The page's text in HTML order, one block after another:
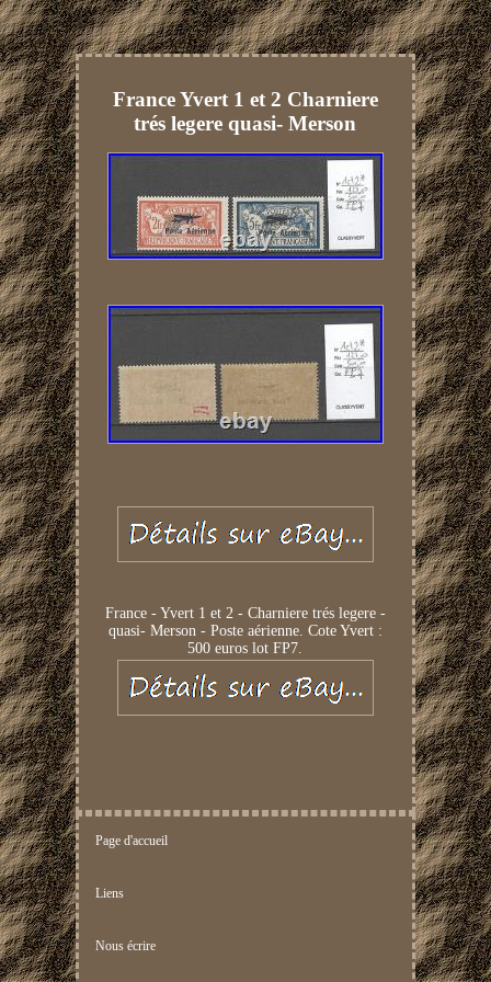
France Yvert 1 et 2 Charniere
trés legere quasi- Merson
France - Yvert 1 et 2 - Charniere trés legere -
quasi- Merson - Poste aérienne. Cote Yvert :
500 euros lot FP7.
Page d'accueil
Liens
Nous écrire